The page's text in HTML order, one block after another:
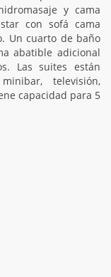
y cama
con sofá cama
Un cuarto de baño
abatible adicional
Las suites están
televisión,
capacidad para 5